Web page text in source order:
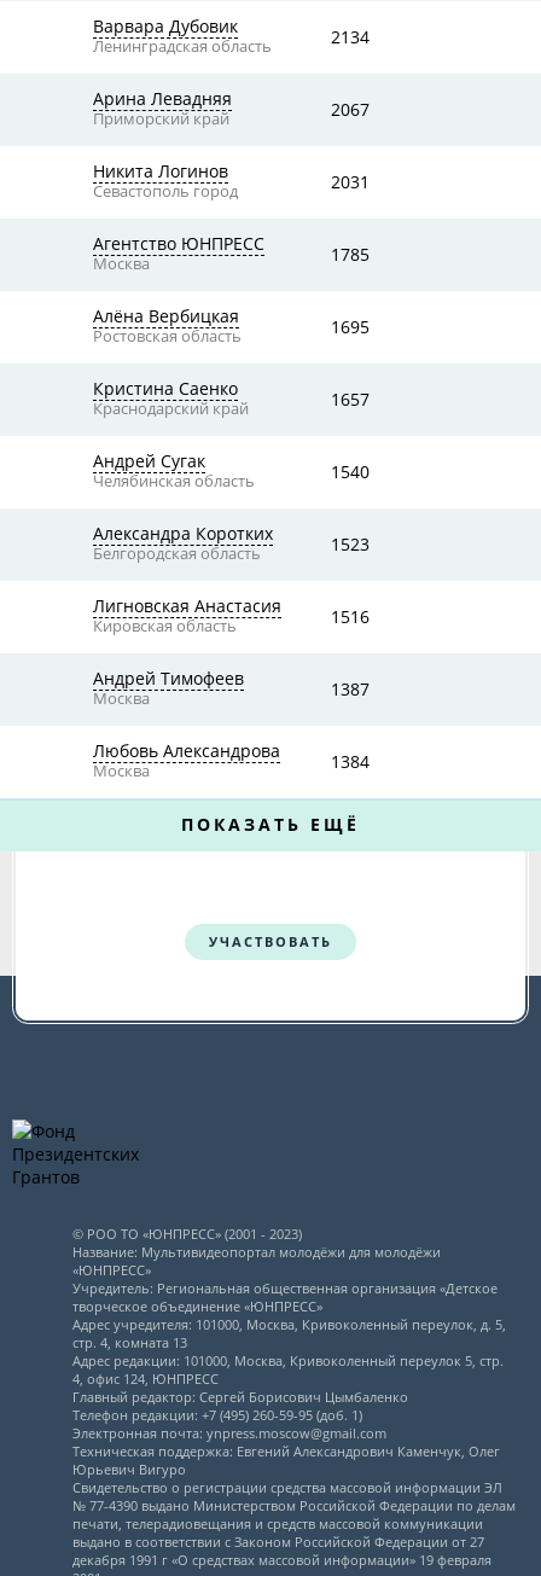
Варвара Дубовик
Ленинградская область 2134
Арина Левадняя
Приморский край 2067
Никита Логинов
Севастополь город 2031
Агентство ЮНПРЕСС
Москва 1785
Алёна Вербицкая
Ростовская область 1695
Кристина Саенко
Краснодарский край 1657
Андрей Сугак
Челябинская область 1540
Александра Коротких
Белгородская область 1523
Лигновская Анастасия
Кировская область 1516
Андрей Тимофеев
Москва 1387
Любовь Александрова
Москва 1384
ПОКАЗАТЬ ЕЩЁ
УЧАСТВОВАТЬ
© РОО ТО «ЮНПРЕСС» (2001 - 2023)
Название: Мультивидеопортал молодёжи для молодёжи
«ЮНПРЕСС»
Учредитель: Региональная общественная организация «Детское
творческое объединение «ЮНПРЕСС»
Адрес учредителя: 101000, Москва, Кривоколенный переулок, д. 5,
стр. 4, комната 13
Адрес редакции: 101000, Москва, Кривоколенный переулок 5, стр.
4, офис 124, ЮНПРЕСС
Главный редактор: Сергей Борисович Цымбаленко
Телефон редакции: +7 (495) 260-59-95 (доб. 1)
Электронная почта: ynpress.moscow@gmail.com
Техническая поддержка: Евгений Александрович Каменчук, Олег
Юрьевич Вигуро
Свидетельство о регистрации средства массовой информации ЭЛ
№ 77-4390 выдано Министерством Российской Федерации по делам
печати, телерадиовещания и средств массовой коммуникации
выдано в соответствии с Законом Российской Федерации от 27
декабря 1991 г «О средствах массовой информации» 19 февраля